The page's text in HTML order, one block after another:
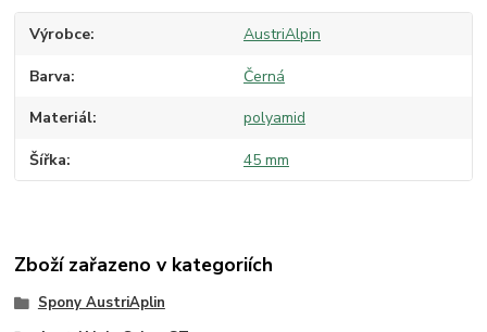
Výrobce AustriAlpin
Barva Černá
Materiál polyamid
Šířka 45 mm
Zboží zařazeno v kategoriích
Spony AustriAplin